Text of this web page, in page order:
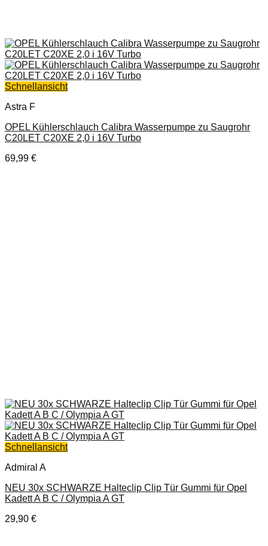
Schnellansicht
Astra F
OPEL Kühlerschlauch Calibra Wasserpumpe zu Saugrohr
C20LET C20XE 2,0 i 16V Turbo
69,99 €
Schnellansicht
Admiral A
NEU 30x SCHWARZE Halteclip Clip Tür Gummi für Opel
Kadett A B C / Olympia A GT
29,90 €